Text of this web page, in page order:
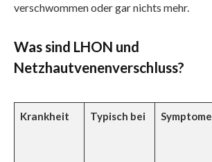
verschwommen oder gar nichts mehr.
Was sind LHON und
Netzhautvenenverschluss?
Krankheit Typisch bei Symptome